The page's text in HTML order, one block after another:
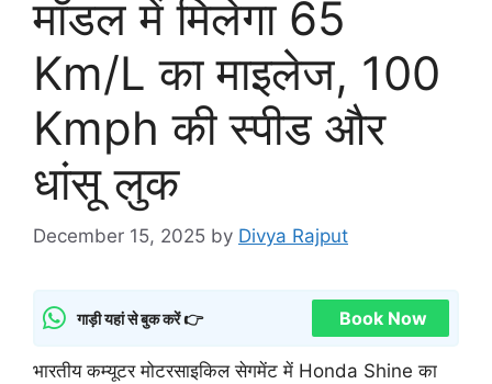
मॉडल में मिलेगा 65
Km/L का माइलेज, 100
Kmph की स्पीड और
धांसू लुक
December 15, 2025 by Divya Rajput
गाड़ी यहां से बुक करें 👉 Book Now
भारतीय कम्यूटर मोटरसाइकिल सेगमेंट में Honda Shine का